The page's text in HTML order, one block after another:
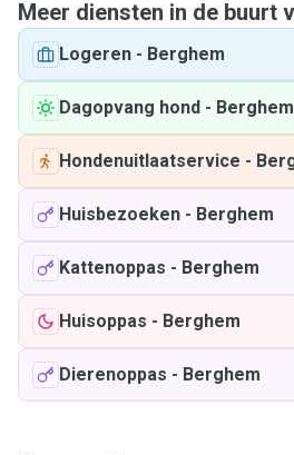
Meer diensten in de buurt
Logeren - Berghem
Dagopvang hond - Berghem
Hondenuitlaatservice -
Huisbezoeken - Berghem
Kattenoppas - Berghem
Huisoppas - Berghem
Dierenoppas - Berghem